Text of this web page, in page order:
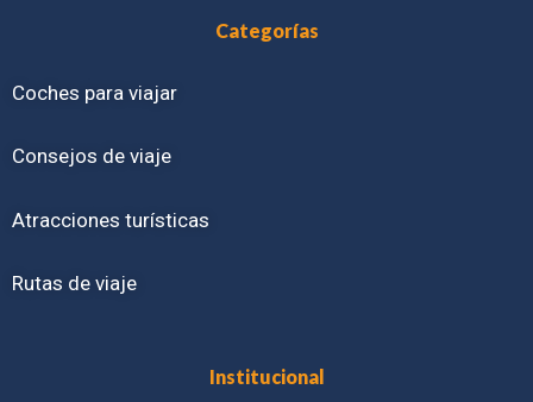
Categorías
Coches para viajar
Consejos de viaje
Atracciones turísticas
Rutas de viaje
Institucional